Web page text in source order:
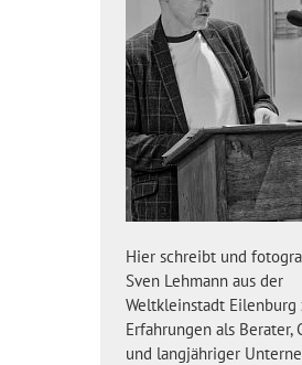
Hier schreibt und
Sven Lehmann aus der
Weltkleinstadt Eilenburg
Erfahrungen als Berater,
und langjähriger